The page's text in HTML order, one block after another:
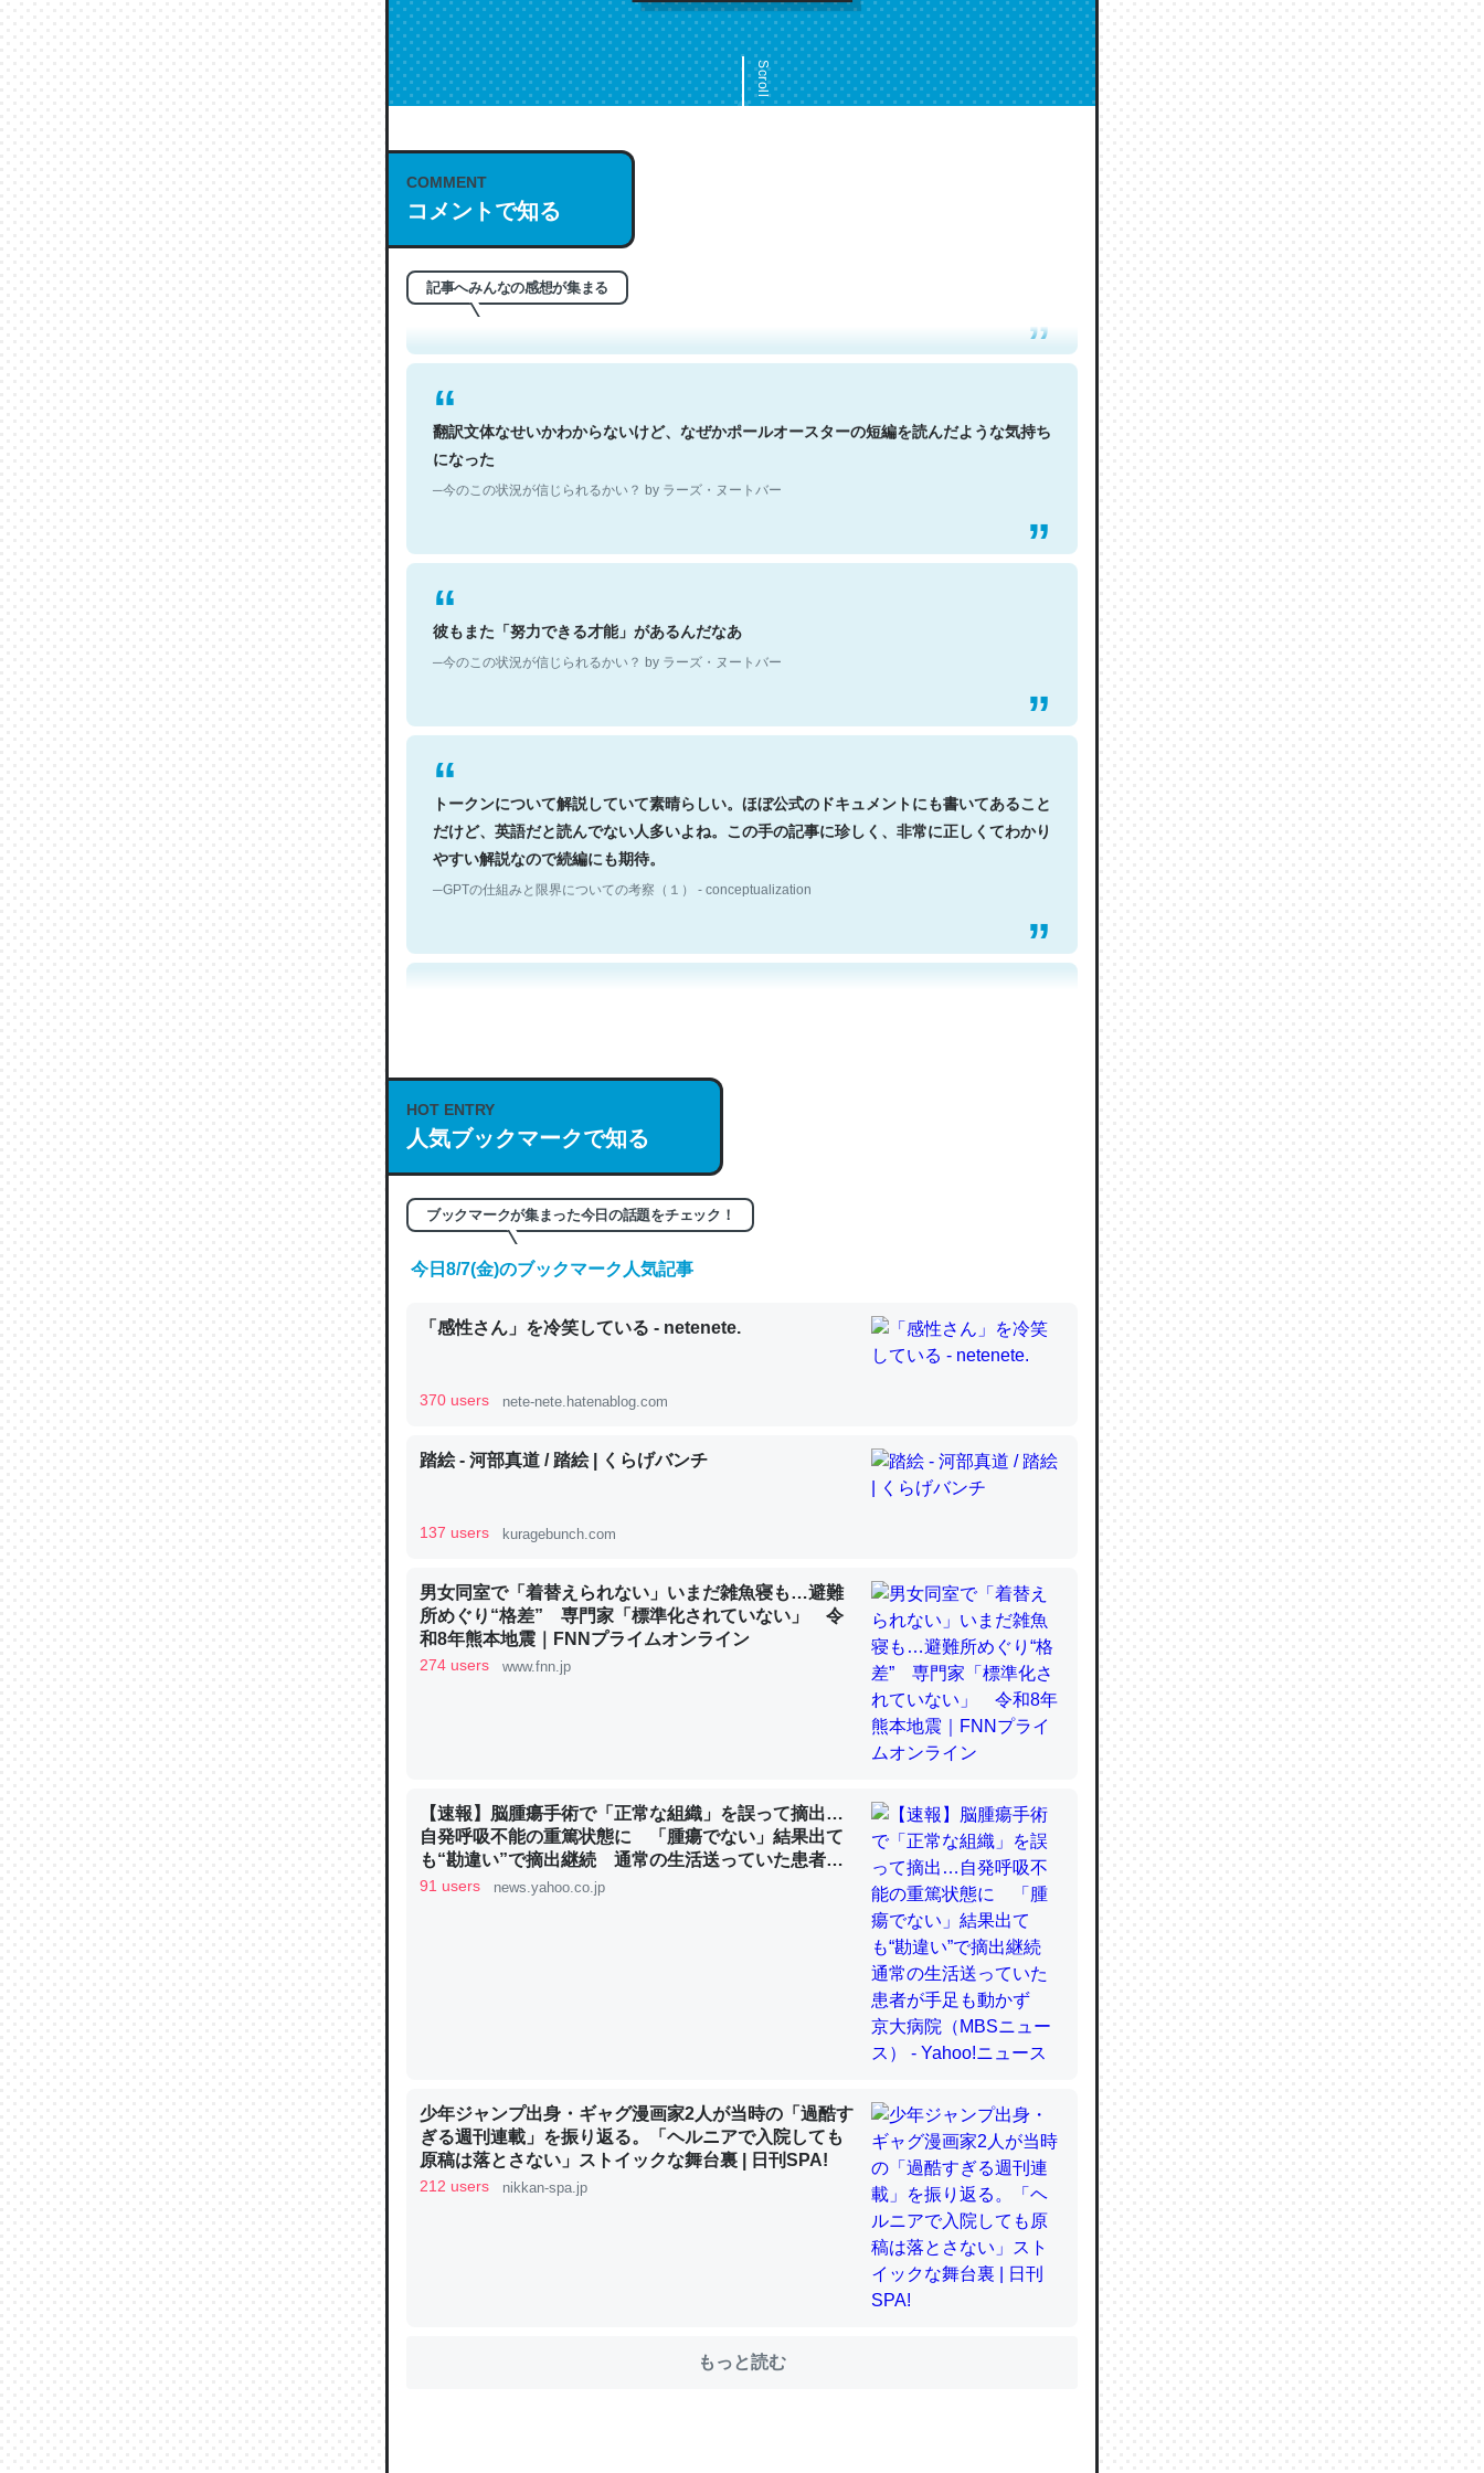
Scroll
COMMENT
コメントで知る
記事へみんなの感想が集まる
これは名文。彼はとてもクレバーなんだろうなと凄く思う。英語少しでも読める人は原文
もお勧め。自分はこの流れ好き。Let’s Fucking Go. Then Covid hit. Shit.
翻訳文体なせいかわからないけど、なぜかポールオースターの短編を読んだような気持ち
になった
─今のこの状況が信じられるかい？ by ラーズ・ヌートバー
彼もまた「努力できる才能」があるんだなあ
─今のこの状況が信じられるかい？ by ラーズ・ヌートバー
トークンについて解説していて素晴らしい。ほぼ公式のドキュメントにも書いてあること
だけど、英語だと読んでない人多いよね。この手の記事に珍しく、非常に正しくてわかり
やすい解説なので続編にも期待。
─GPTの仕組みと限界についての考察（１） - conceptualization
これは良記事。32768トークンだと英語小説100ページ分くらい。小説でいう「ずっと前
の伏線」は回収されないけど、短期記憶というには多い分量。進化すればするほど分かり
やすく強くなりそう
の600分の1程度。
─ニュース :: 【研究発表】昆虫学の大問題＝「昆虫はなぜ海にいないのか」に関する新仮説
論文では「淡水はカルシウムも酸素も不足してて両方に不利だから両方が拮抗してるので
は」とあって面白い。海にいる鋏角類（カブトガニ・ウミグモ）はカルシウムを使わずキ
─ニュース :: 【研究発表】昆虫学の大問題＝「昆虫はなぜ海にいないのか」に関する新仮説
これを元に考えるとカルシウムを大量に使う脊椎動物と貝類は苦労してるんだな…。腹足
類だと殻を無くしてナメクジになったり努力してるし。
─ニュース :: 【研究発表】昆虫学の大問題＝「昆虫はなぜ海にいないのか」に関する新仮説
ウチもEchoを実家に置いて４年。でたまに覗いてる。ぼちぼちRingも置こうかと画策
れ見て生きてるなって分かる。
─たまにLINEするくらいだった遠方の父67歳と僕。ITツール導入でコミュニケーションが劇的に変化し
た｜tayorini by LIFULL介護
ちょうど同じ理由でEcho Show 8を設定中でした。PrimeとかSpotifyを支払う孝行もで
を実質100倍以上に伸ばす効果があるはず……
HOT ENTRY
人気ブックマークで知る
ブックマークが集まった今日の話題をチェック！
今日8/7(金)のブックマーク人気記事
「感性さん」を冷笑している - netenete.
370 users nete-nete.hatenablog.com
踏絵 - 河部真道 / 踏絵 | くらげバンチ
137 users kuragebunch.com
男女同室で「着替えられない」いまだ雑魚寝も…避難
所めぐり“格差” 専門家「標準化されていない」 令
和8年熊本地震｜FNNプライムオンライン
274 users www.fnn.jp
【速報】脳腫瘍手術で「正常な組織」を誤って摘出…
自発呼吸不能の重篤状態に 「腫瘍でない」結果出て
も“勘違い”で摘出継続 通常の生活送っていた患者が
手足も動かず 京大病院（MBSニュース） - Yahoo!ニ
91 users news.yahoo.co.jp
少年ジャンプ出身・ギャグ漫画家2人が当時の「過酷す
ぎる週刊連載」を振り返る。「ヘルニアで入院しても
原稿は落とさない」ストイックな舞台裏 | 日刊SPA!
212 users nikkan-spa.jp
もっと読む